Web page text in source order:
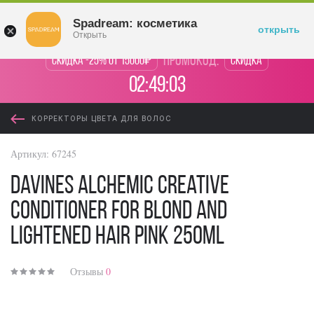
Скидка -25% от 15000₽ промокод: Скидка
02:49:03
КОРРЕКТОРЫ ЦВЕТА ДЛЯ ВОЛОС
Артикул: 67245
Davines Alchemic Creative
Conditioner For Blond And
Lightened Hair Pink 250ml
Отзывы 0
Spadream: косметика
Открыть открыть